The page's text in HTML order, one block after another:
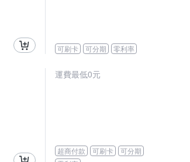
可刷卡 可分期 零利率
運費最低0元
超商付款 可刷卡
可分期